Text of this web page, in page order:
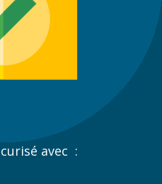
avec :